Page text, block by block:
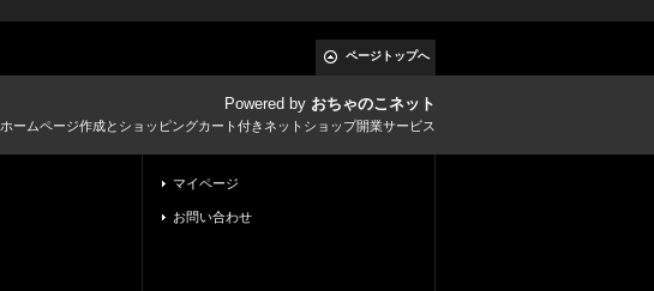
ページトップへ
Powered by おちゃのこネット
ホームページ作成とショッピングカート付きネットショップ開業サービス
マイページ
お問い合わせ